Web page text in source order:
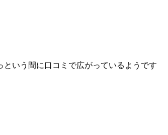
いう間に口コミで広がっているようです